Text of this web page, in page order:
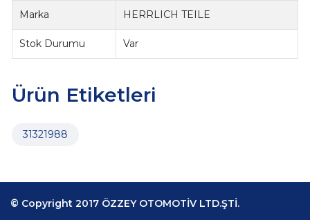
Marka HERRLICH TEILE
Stok Durumu Var
Ürün Etiketleri
31321988
© Copyright 2017 ÖZZEY OTOMOTİV LTD.ŞTİ.